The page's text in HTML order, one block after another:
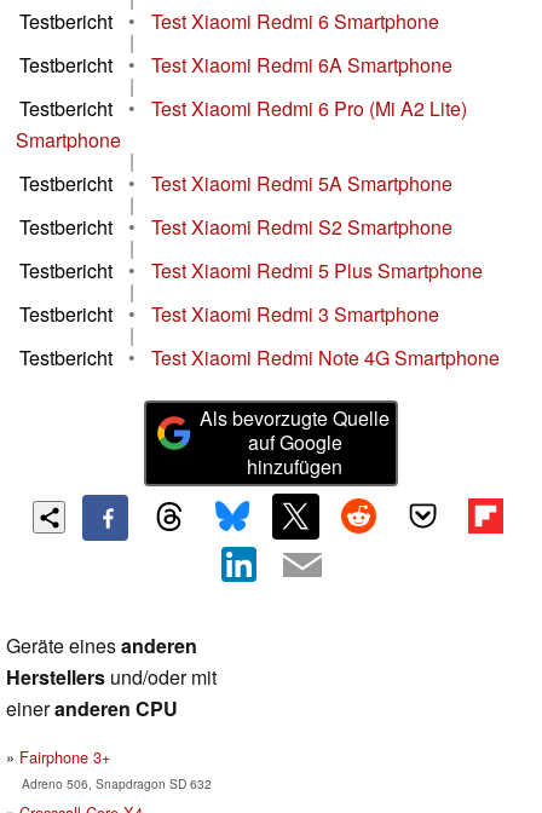
Testbericht
• Test Xiaomi Redmi 6 Smartphone
|
Testbericht
• Test Xiaomi Redmi 6A Smartphone
|
Testbericht
•
Test Xiaomi Redmi 6 Pro (Mi A2 Lite)
Smartphone
|
Testbericht
• Test Xiaomi Redmi 5A Smartphone
|
Testbericht
• Test Xiaomi Redmi S2 Smartphone
|
Testbericht
• Test Xiaomi Redmi 5 Plus Smartphone
|
Testbericht
• Test Xiaomi Redmi 3 Smartphone
|
Testbericht
• Test Xiaomi Redmi Note 4G Smartphone
Als bevorzugte Quelle
auf Google
hinzufügen
Geräte einesanderen
Herstellers und/oder mit
eineranderen CPU
Fairphone 3+
Adreno 506, Snapdragon SD 632